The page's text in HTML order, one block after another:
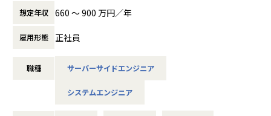
【業務の変更の範囲】
宮武へPdMのキャリア戦略についてインタビュー
◎ハコベルとは
経験豊富なエンジニアと共に成長できるチーム開発環境があ
経験豊富なエンジニアと共にチーム単位で開発を進めるた
らより良い開発環境を作る文化が根付いています。
現場との距離が近いので、顧客の声を反映できる
す。複数業務にまたがる大型案件では、KINTO ONEのWebサ
イトを開発運営するKINTO ONE開発グループとも連携し、お
客様のお申込みから車両返却までの一連のプロセスをサポー
トするシステム、お客様サポートを行うカスタマーセンター
ステムとも連動したプロジェクト運営を行っています。ま
営も行っており、プロジェクト軸での役割、プロダクト軸で
想定年収 660 〜 900 万円／年
雇用形態 正社員
職種 サーバーサイドエンジニア
システムエンジニア